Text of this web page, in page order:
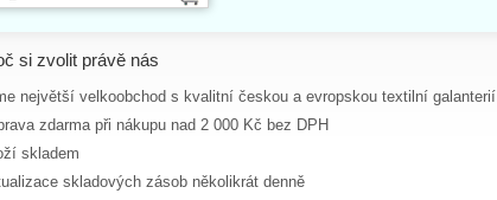
si zvolit právě nás
největší velkoobchod s kvalitní českou a evropskou textilní galanterií
zdarma při nákupu nad 2 000 Kč bez DPH
skladem
skladových zásob několikrát denně